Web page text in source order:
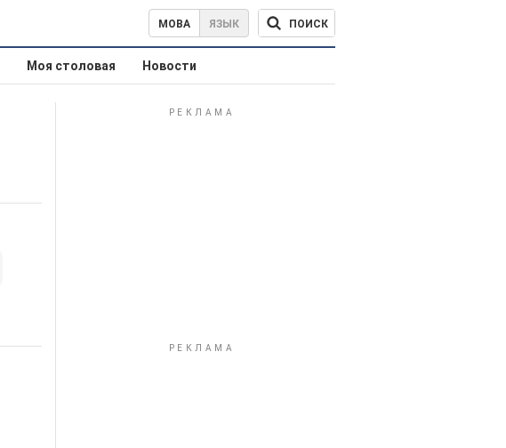
МОВА ЯЗЫК ПОИСК
Моя столовая Новости